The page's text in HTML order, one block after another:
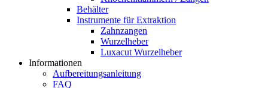
Behälter
Instrumente für Extraktion
Zahnzangen
Wurzelheber
Luxacut Wurzelheber
Informationen
Aufbereitungsanleitung
FAQ